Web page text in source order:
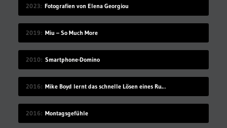
2023 Fotografien von Elena Georgiou
2019 Miu – So Much More
2010 Smartphone-Domino
2016 Mike Boyd lernt das schnelle Lösen eines Rubik’s Cube
2016 Montagsgefühle